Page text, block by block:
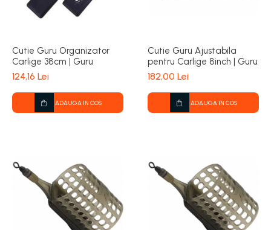
Cutie Guru Organizator
Carlige 38cm | Guru
124,16 Lei
ADAUGA IN COS
Cutie Guru Ajustabila
pentru Carlige 8inch | Guru
182,00 Lei
ADAUGA IN COS